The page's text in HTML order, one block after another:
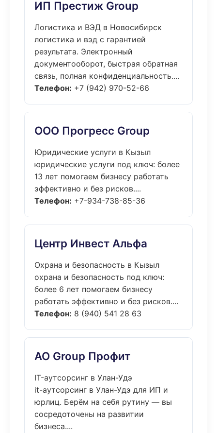
ИП Престиж Group
Логистика и ВЭД в Новосибирск
логистика и вэд с гарантией
результата. Электронный
документооборот, быстрая обратная
связь, полная конфиденциальность....
Телефон: +7 (942) 970-52-66
ООО Прогресс Group
Юридические услуги в Кызыл
юридические услуги под ключ: более
13 лет помогаем бизнесу работать
эффективно и без рисков....
Телефон: +7-934-738-85-36
Центр Инвест Альфа
Охрана и безопасность в Кызыл
охрана и безопасность под ключ:
более 6 лет помогаем бизнесу
работать эффективно и без рисков....
Телефон: 8 (940) 541 28 63
АО Group Профит
IT-аутсорсинг в Улан-Удэ
it-аутсорсинг в Улан-Удэ для ИП и
юрлиц. Берём на себя рутину — вы
сосредоточены на развитии
бизнеса....